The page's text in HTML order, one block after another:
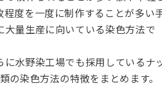
度を一度に制作することが多い
量生産に向いている染色方法で
に水野染工場でも採用しているナ
の染色方法の特徴をまとめます。